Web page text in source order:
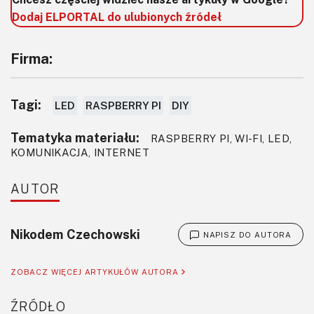
dwa zasilacze – 5 V z wtyczką microUSB, do zasilania
Raspberry Pi oraz 12 V zakończony zwykłą wtyczką
Dodaj ELPORTAL do ulubionych źródeł
Firma:
Tagi: LED RASPBERRY PI DIY
Tematyka materiału:
RASPBERRY PI, WI-FI, LED,
KOMUNIKACJA, INTERNET
AUTOR
Nikodem Czechowski NAPISZ DO AUTORA
ZOBACZ WIĘCEJ ARTYKUŁÓW AUTORA
ŹRÓDŁO